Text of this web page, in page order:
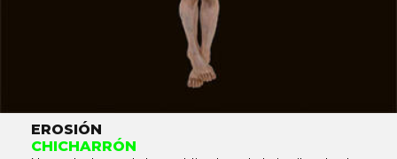
EROSIÓN
CHICHARRÓN